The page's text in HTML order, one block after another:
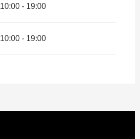
10:00 - 19:00
10:00 - 19:00